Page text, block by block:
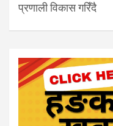
प्रणाली विकास गरिँदै